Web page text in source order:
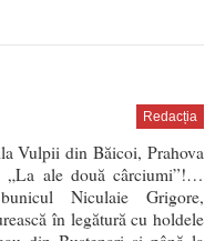
Redacția
Vulpii din Băicoi, Prahova
„La ale două cârciumi”!…
Niculaie Grigore,
în legătură cu holdele